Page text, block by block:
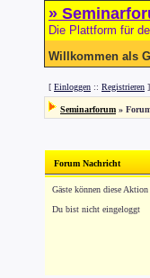
»
Die Plattform für
Willkommen als
[ Einloggen :: Registrieren ]
Seminarforum »
Forum Nachricht
Gäste können diese
Du bist nicht eingeloggt